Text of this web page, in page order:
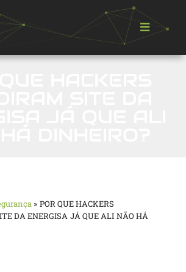
» POR QUE HACKERS
DA ENERGISA JÁ QUE ALI NÃO HÁ